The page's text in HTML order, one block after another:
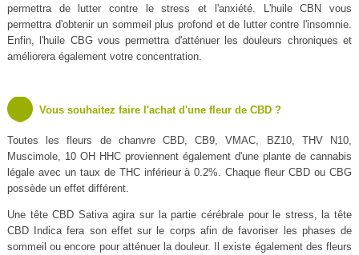
permettra de lutter contre le stress et l'anxiété. L'huile CBN vous
permettra d'obtenir un sommeil plus profond et de lutter contre l'insomnie.
Enfin, l'huile CBG vous permettra d'atténuer les douleurs chroniques et
améliorera également votre concentration.
Vous souhaitez faire l'achat d'une fleur de CBD ?
Toutes les fleurs de chanvre CBD, CB9, VMAC, BZ10, THV N10,
Muscimole, 10 OH HHC proviennent également d'une plante de cannabis
légale avec un taux de THC inférieur à 0.2%. Chaque fleur CBD ou CBG
possède un effet différent.
Une tête CBD Sativa agira sur la partie cérébrale pour le stress, la tête
CBD Indica fera son effet sur le corps afin de favoriser les phases de
sommeil ou encore pour atténuer la douleur. Il existe également des fleurs